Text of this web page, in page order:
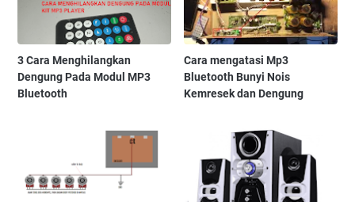
3 Cara Menghilangkan
Dengung Pada Modul MP3
Bluetooth
Cara mengatasi Mp3
Bluetooth Bunyi Nois
Kemresek dan Dengung